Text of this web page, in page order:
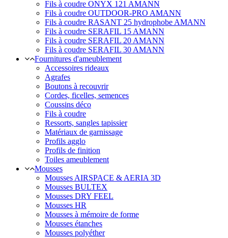
Fils à coudre ONYX 121 AMANN
Fils à coudre OUTDOOR-PRO AMANN
Fils à coudre RASANT 25 hydrophobe AMANN
Fils à coudre SERAFIL 15 AMANN
Fils à coudre SERAFIL 20 AMANN
Fils à coudre SERAFIL 30 AMANN
Fournitures d'ameublement
Accessoires rideaux
Agrafes
Boutons à recouvrir
Cordes, ficelles, semences
Coussins déco
Fils à coudre
Ressorts, sangles tapissier
Matériaux de garnissage
Profils agglo
Profils de finition
Toiles ameublement
Mousses
Mousses AIRSPACE & AERIA 3D
Mousses BULTEX
Mousses DRY FEEL
Mousses HR
Mousses à mémoire de forme
Mousses étanches
Mousses polyéther